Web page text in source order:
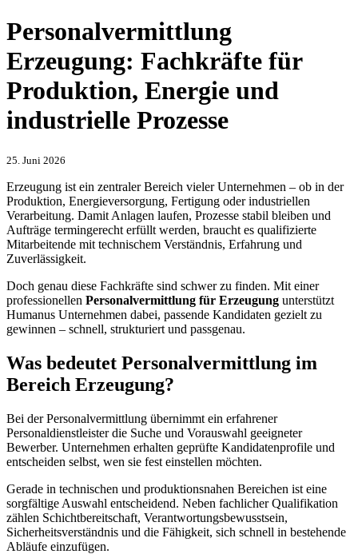
Personalvermittlung
Erzeugung: Fachkräfte für
Produktion, Energie und
industrielle Prozesse
25. Juni 2026
Erzeugung ist ein zentraler Bereich vieler Unternehmen – ob in der
Produktion, Energieversorgung, Fertigung oder industriellen
Verarbeitung. Damit Anlagen laufen, Prozesse stabil bleiben und
Aufträge termingerecht erfüllt werden, braucht es qualifizierte
Mitarbeitende mit technischem Verständnis, Erfahrung und
Zuverlässigkeit.
Doch genau diese Fachkräfte sind schwer zu finden. Mit einer
professionellen Personalvermittlung für Erzeugung unterstützt
Humanus Unternehmen dabei, passende Kandidaten gezielt zu
gewinnen – schnell, strukturiert und passgenau.
Was bedeutet Personalvermittlung im
Bereich Erzeugung?
Bei der Personalvermittlung übernimmt ein erfahrener
Personaldienstleister die Suche und Vorauswahl geeigneter
Bewerber. Unternehmen erhalten geprüfte Kandidatenprofile und
entscheiden selbst, wen sie fest einstellen möchten.
Gerade in technischen und produktionsnahen Bereichen ist eine
sorgfältige Auswahl entscheidend. Neben fachlicher Qualifikation
zählen Schichtbereitschaft, Verantwortungsbewusstsein,
Sicherheitsverständnis und die Fähigkeit, sich schnell in bestehende
Abläufe einzufügen.